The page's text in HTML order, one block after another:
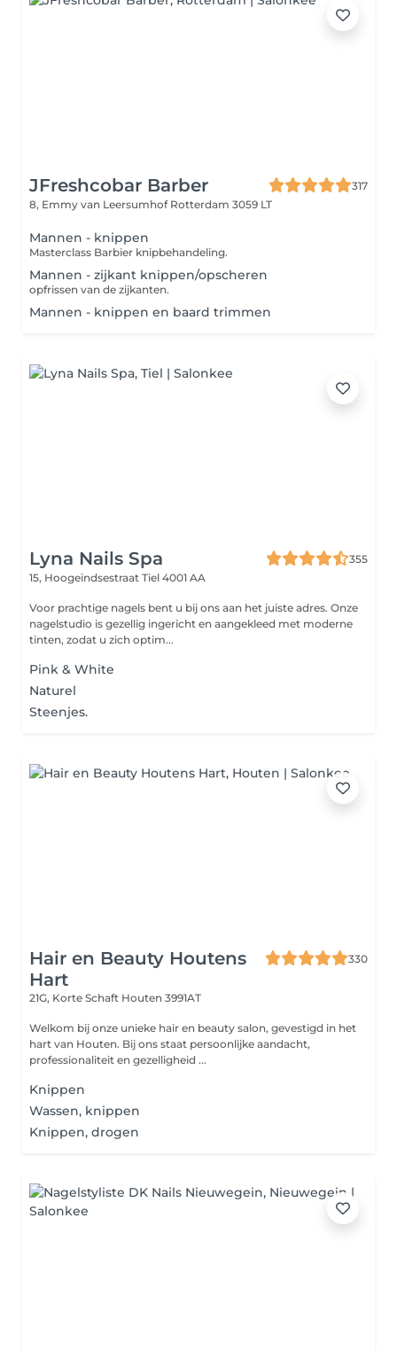
JFreshcobar Barber
317
8, Emmy van Leersumhof Rotterdam 3059 LT
Mannen - knippen
Masterclass Barbier knipbehandeling.
Mannen - zijkant knippen/opscheren
opfrissen van de zijkanten.
Mannen - knippen en baard trimmen
Lyna Nails Spa
355
15, Hoogeindsestraat Tiel 4001 AA
Voor prachtige nagels bent u bij ons aan het juiste adres. Onze
nagelstudio is gezellig ingericht en aangekleed met moderne
tinten, zodat u zich optim...
Pink & White
Naturel
Steenjes.
Hair en Beauty Houtens
Hart
330
21G, Korte Schaft Houten 3991AT
Welkom bij onze unieke hair en beauty salon, gevestigd in het
hart van Houten. Bij ons staat persoonlijke aandacht,
professionaliteit en gezelligheid ...
Knippen
Wassen, knippen
Knippen, drogen